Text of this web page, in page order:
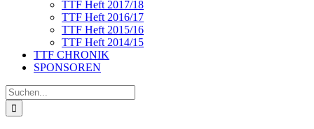
TTF Heft 2017/18
TTF Heft 2016/17
TTF Heft 2015/16
TTF Heft 2014/15
TTF CHRONIK
SPONSOREN
Suche
nach: